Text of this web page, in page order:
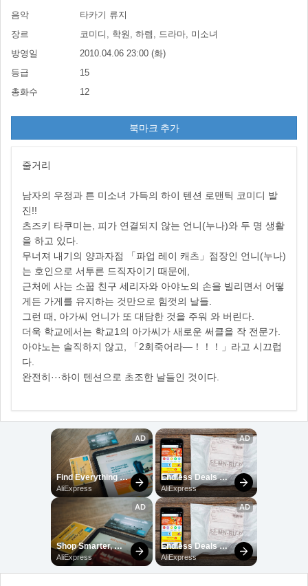
음악
타카기 류지
장르
코미디, 학원, 하렘, 드라마, 미소녀
방영일
2010.04.06 23:00 (화)
등급
15
총화수
12
북마크 추가
줄거리
남자의 우정과 튼 미소녀 가득의 하이 텐션 로맨틱 코미디 발
진!!
츠즈키 타쿠미는, 피가 연결되지 않는 언니(누나)와 두 명 생활
을 하고 있다.
무너져 내기의 양과자점 「파업 레이 캐츠」점장인 언니(누나)
는 호인으로 서투른 드직자이기 때문에,
근처에 사는 소꿉 친구 세리자와 아야노의 손을 빌리면서 어떻
게든 가게를 유지하는 것만으로 힘껏의 날들.
그런 때, 아가씨 언니가 또 대담한 것을 주워 와 버린다.
더욱 학교에서는 학교1의 아가씨가 새로운 써클을 작 전문가.
아야노는 솔직하지 않고, 「2회죽어라―！！！」라고 시끄럽
다.
완전히···하이 텐션으로 초조한 날들인 것이다.